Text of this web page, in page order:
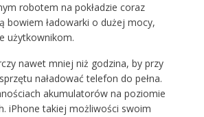
robotem na pokładzie coraz
bowiem ładowarki o dużej mocy,
użytkownikom.
nawet mniej niż godzina, by przy
naładować telefon do pełna.
akumulatorów na poziomie
iPhone takiej możliwości swoim